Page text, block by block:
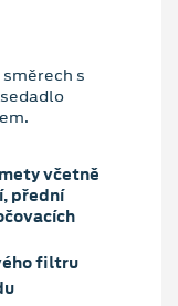
s
včetně
přední
filtru